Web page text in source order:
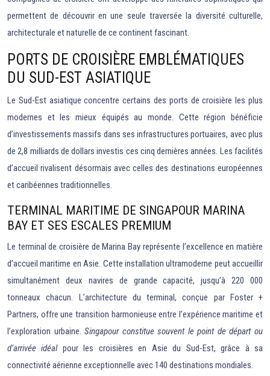
permettent de découvrir en une seule traversée la diversité culturelle,
architecturale et naturelle de ce continent fascinant.
PORTS DE CROISIÈRE EMBLÉMATIQUES
DU SUD-EST ASIATIQUE
Le Sud-Est asiatique concentre certains des ports de croisière les plus
modernes et les mieux équipés au monde. Cette région bénéficie
d’investissements massifs dans ses infrastructures portuaires, avec plus
de 2,8 milliards de dollars investis ces cinq dernières années. Les facilités
d’accueil rivalisent désormais avec celles des destinations européennes
et caribéennes traditionnelles.
TERMINAL MARITIME DE SINGAPOUR MARINA
BAY ET SES ESCALES PREMIUM
Le terminal de croisière de Marina Bay représente l’excellence en matière
d’accueil maritime en Asie. Cette installation ultramoderne peut accueillir
simultanément deux navires de grande capacité, jusqu’à 220 000
tonneaux chacun. L’architecture du terminal, conçue par Foster +
Partners, offre une transition harmonieuse entre l’expérience maritime et
l’exploration urbaine.Singapour constitue souvent le point de départ ou
d’arrivée idéalpour les croisières en Asie du Sud-Est, grâce à sa
connectivité aérienne exceptionnelle avec 140 destinations mondiales.